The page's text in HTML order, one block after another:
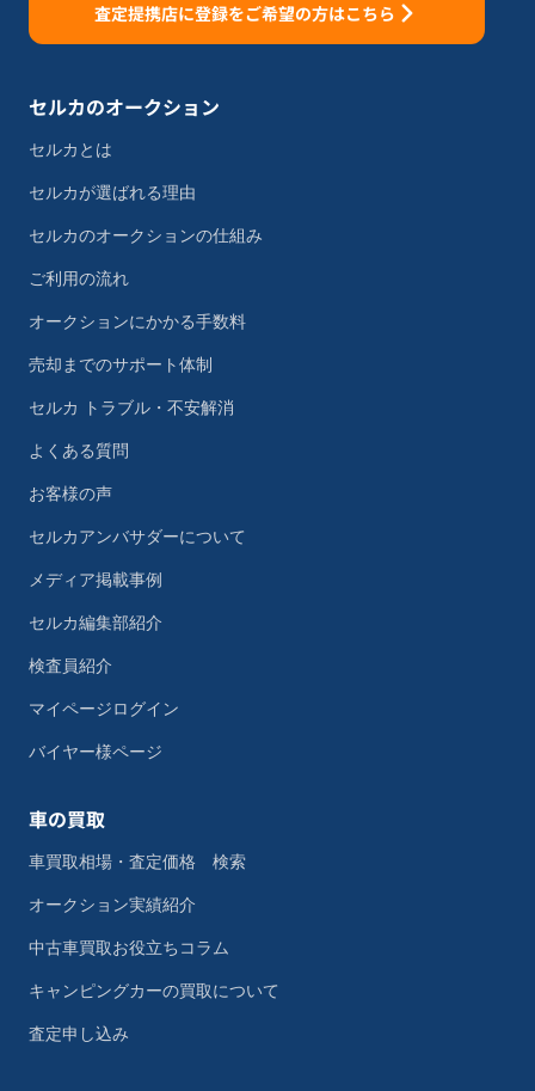
査定提携店に登録をご希望の方はこちら
セルカのオークション
セルカとは
セルカが選ばれる理由
セルカのオークションの仕組み
ご利用の流れ
オークションにかかる手数料
売却までのサポート体制
セルカ トラブル・不安解消
よくある質問
お客様の声
セルカアンバサダーについて
メディア掲載事例
セルカ編集部紹介
検査員紹介
マイページログイン
バイヤー様ページ
車の買取
車買取相場・査定価格 検索
オークション実績紹介
中古車買取お役立ちコラム
キャンピングカーの買取について
査定申し込み